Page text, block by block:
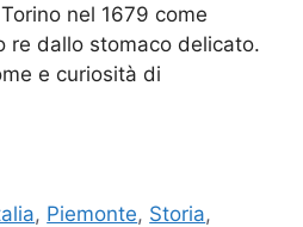
nel 1679 come
re dallo stomaco delicato.
e curiosità di
, Piemonte, Storia,